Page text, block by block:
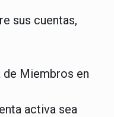
sus cuentas,
de Miembros en
activa sea